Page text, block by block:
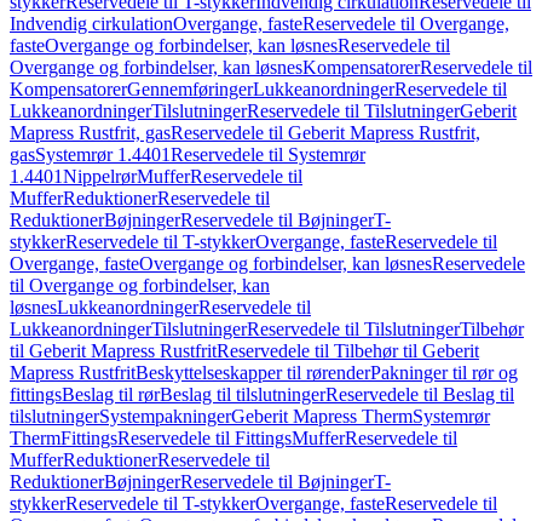
Indvendig cirkulationOvergange, fasteReservedele til Overgange,
fasteOvergange og forbindelser, kan løsnesReservedele til
Overgange og forbindelser, kan løsnesKompensatorerReservedele til
KompensatorerGennemføringerLukkeanordningerReservedele til
LukkeanordningerTilslutningerReservedele til TilslutningerGeberit
Mapress Rustfrit, gasReservedele til Geberit Mapress Rustfrit,
gasSystemrør 1.4401Reservedele til Systemrør
1.4401NippelrørMufferReservedele til
MufferReduktionerReservedele til
ReduktionerBøjningerReservedele til BøjningerT-
stykkerReservedele til T-stykkerOvergange, fasteReservedele til
Overgange, fasteOvergange og forbindelser, kan løsnesReservedele
til Overgange og forbindelser, kan
løsnesLukkeanordningerReservedele til
LukkeanordningerTilslutningerReservedele til TilslutningerTilbehør
til Geberit Mapress RustfritReservedele til Tilbehør til Geberit
Mapress RustfritBeskyttelseskapper til rørenderPakninger til rør og
fittingsBeslag til rørBeslag til tilslutningerReservedele til Beslag til
tilslutningerSystempakningerGeberit Mapress ThermSystemrør
ThermFittingsReservedele til FittingsMufferReservedele til
MufferReduktionerReservedele til
ReduktionerBøjningerReservedele til BøjningerT-
stykkerReservedele til T-stykkerOvergange, fasteReservedele til